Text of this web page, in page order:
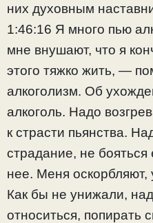
них духовным
1:46:16 Я много пью
мне внушают, что я
этого тяжко жить, —
алкоголизм. Об
алкоголь. Надо
к страсти пьянства.
страдание, не бояться
нее. Меня
Как бы не унижали,
относиться, попирать